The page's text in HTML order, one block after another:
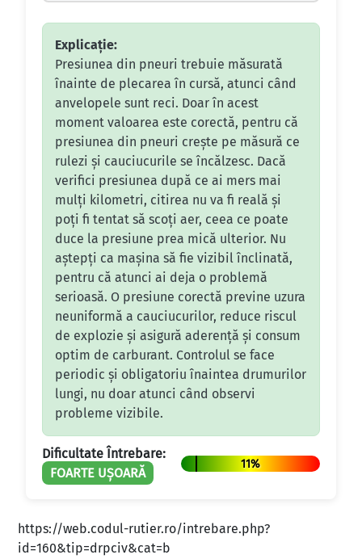
Explicație:
Presiunea din pneuri trebuie măsurată
înainte de plecarea în cursă, atunci când
anvelopele sunt reci. Doar în acest
moment valoarea este corectă, pentru că
presiunea din pneuri crește pe măsură ce
rulezi și cauciucurile se încălzesc. Dacă
verifici presiunea după ce ai mers mai
mulți kilometri, citirea nu va fi reală și
poți fi tentat să scoți aer, ceea ce poate
duce la presiune prea mică ulterior. Nu
aștepți ca mașina să fie vizibil înclinată,
pentru că atunci ai deja o problemă
serioasă. O presiune corectă previne uzura
neuniformă a cauciucurilor, reduce riscul
de explozie și asigură aderență și consum
optim de carburant. Controlul se face
periodic și obligatoriu înaintea drumurilor
lungi, nu doar atunci când observi
probleme vizibile.
Dificultate Întrebare:
FOARTE UȘOARĂ
11%
https://web.codul-rutier.ro/intrebare.php?
id=160&tip=drpciv&cat=b